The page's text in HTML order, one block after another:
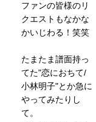
ファンの皆様のリ
クエストもなかな
かいじわる！笑笑
たまたま譜面持っ
てた"恋におちて/
小林明子"とか急に
やってみたりし
て。